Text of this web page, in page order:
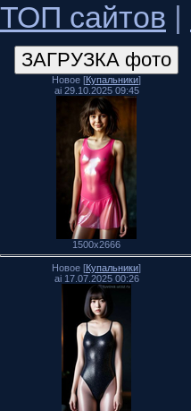
ТОП сайтов |
Новое [Купальники]
ai 29.10.2025 09:45
1500x2666
Новое [Купальники]
ai 17.07.2025 00:26